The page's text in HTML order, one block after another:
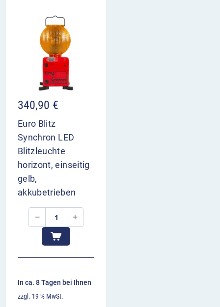
340,90 €
Euro Blitz
Synchron LED
Blitzleuchte
horizont, einseitig
gelb,
akkubetrieben
In ca. 8 Tagen bei Ihnen
zzgl. 19 % MwSt.